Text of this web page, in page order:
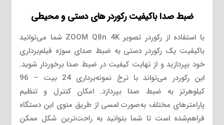
ضبط صدا باکیفیت رکوردر های دستی و محیطی
با استفاده از رکوردر تصویر ZOOM Q8n 4K شما می‌توانید
باکیفیت یک رکوردر دستی به ضبط صدای سوژه فیلم‌برداری
خود بپردازید و از نهایت کیفیت در ضبط صدا برخوردار شوید.
این رکوردر می‌تواند با نرخ نمونه‌برداری 24 بیت – 96
کیلوهرتز به ضبط صدا بپردازد. امکان کنترل و تنظیم
پارامترهای مختلف به‌صورت لمسی از طریق منوی این دستگاه
فراهم‌شده است تا شما بتوانید به راحت‌ترین شکل ممکن